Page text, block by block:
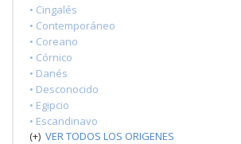
• Cingalés
• Contemporáneo
• Coreano
• Córnico
• Danés
• Desconocido
• Egipcio
• Escandinavo
(+) VER TODOS LOS ORIGENES